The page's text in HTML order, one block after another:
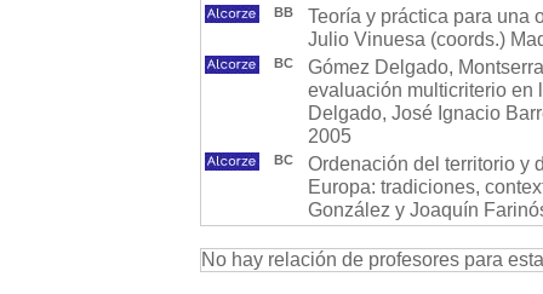
BB
Teoría y práctica para una
Julio Vinuesa (coords.)
BC
Gómez Delgado,
evaluación multicriterio en
Delgado, José Ignacio
2005
BC
Ordenación del territorio y
Europa: tradiciones,
González y Joaquín
No hay relación de profesores para